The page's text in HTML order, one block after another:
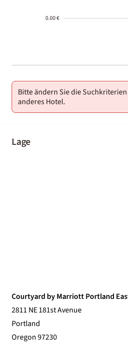
0.00 €
01-02
Bitte ändern Sie die
anderes Hotel.
Lage
Courtyard by Marriott Portland
2811 NE 181st Avenue
Portland
Oregon 97230